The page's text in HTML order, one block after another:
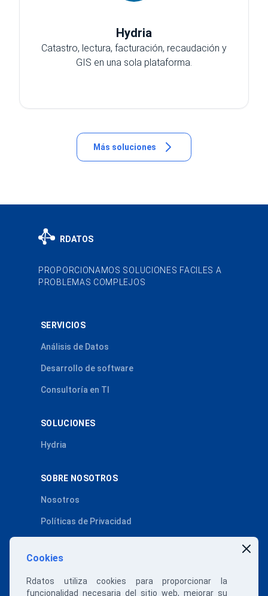
Hydria
Catastro, lectura, facturación, recaudación y
GIS en una sola plataforma.
Más soluciones
RDATOS
PROPORCIONAMOS SOLUCIONES FACILES A
PROBLEMAS COMPLEJOS
SERVICIOS
Análisis de Datos
Desarrollo de software
Consultoría en TI
SOLUCIONES
Hydria
SOBRE NOSOTROS
Nosotros
Políticas de Privacidad
SÍGUENOS
Cookies
Rdatos utiliza cookies para proporcionar la
funcionalidad necesaria del sitio web, mejorar su